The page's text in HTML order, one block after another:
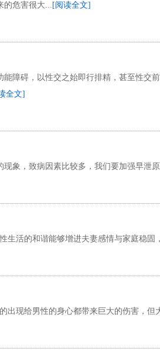
的危害很大... [阅读全文]
障碍，以性交之始即行排精，甚至性交
全文]
现象，致病因素比较多，我们要加强早泄
生活的和谐能够增进夫妻感情与家庭稳
出现给男性的身心都带来巨大的伤害，